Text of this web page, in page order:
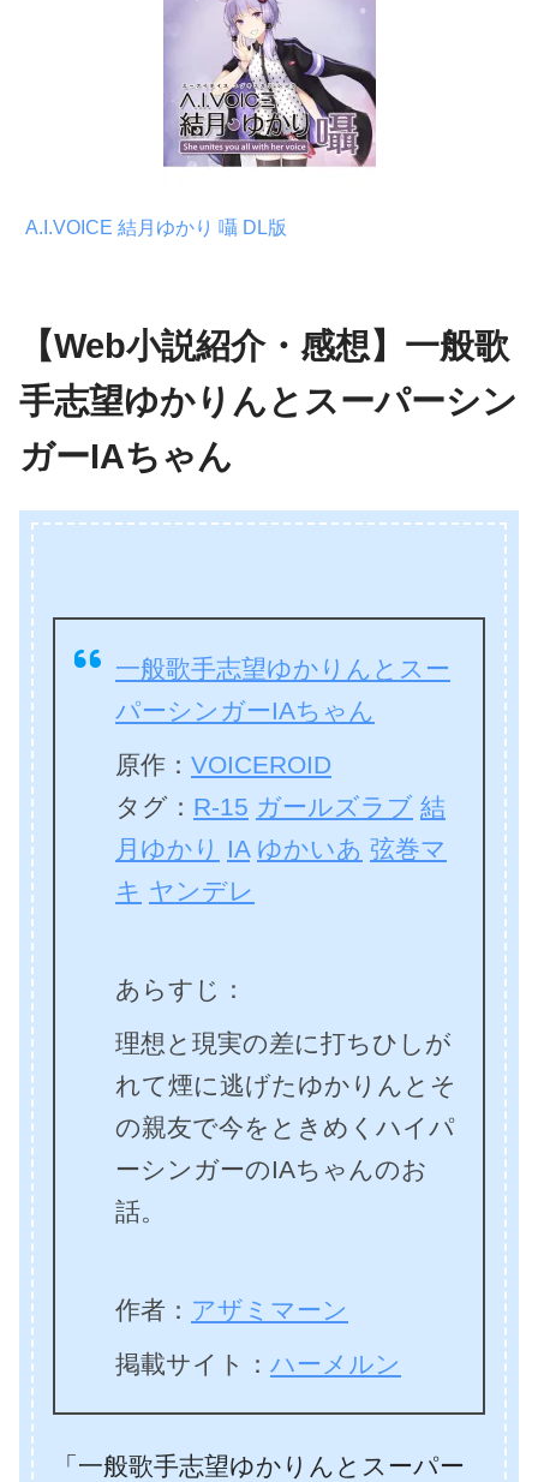
A.I.VOICE 結月ゆかり 囁 DL版
【Web小説紹介・感想】一般歌
手志望ゆかりんとスーパーシン
ガーIAちゃん
一般歌手志望ゆかりんとスー
パーシンガーIAちゃん
原作： VOICEROID
タグ： R-15 ガールズラブ 結
月ゆかり
IA ゆかいあ 弦巻マ
キ ヤンデレ
あらすじ：
理想と現実の差に打ちひしが
れて煙に逃げたゆかりんとそ
の親友で今をときめくハイパ
ーシンガーのIAちゃんのお
話。
作者： アザミマーン
掲載サイト： ハーメルン
「一般歌手志望ゆかりんとスーパー